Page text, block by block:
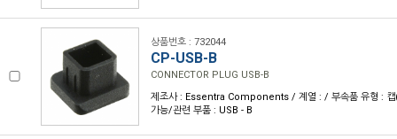
상품번호 : 732044
CP-USB-B
CONNECTOR PLUG USB-B
제조사 : Essentra Components / 계열 : / 부속품 유형 : 캡
가능/관련 부품 : USB - B